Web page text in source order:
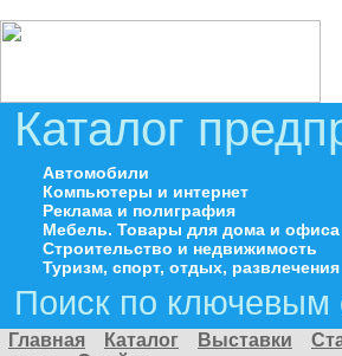
Каталог
Автомобили
Компьютеры и интернет
Реклама и полиграфия
Мебель. Товары для дома и офиса
Строительство и недвижимость
Туризм, спорт, отдых, развлечения
Поиск по
Главная Каталог Выставки